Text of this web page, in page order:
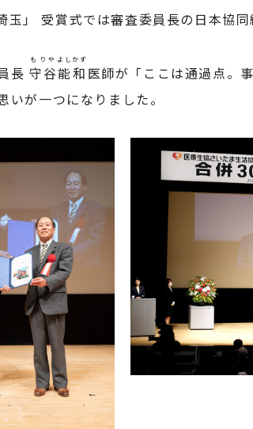
玉」 受賞式では審査委員長の日本協
長 守谷
もりや
能和
よしかず
医師が「ここは通過点。
が一つになりました。